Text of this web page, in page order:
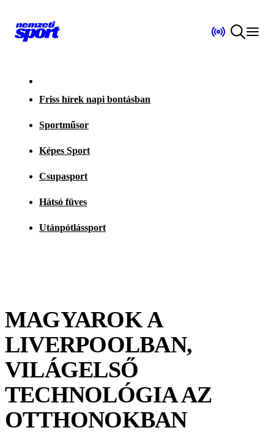
Friss hírek napi bontásban
Sportműsor
Képes Sport
Csupasport
Hátsó füves
Utánpótlássport
MAGYAROK A
LIVERPOOLBAN,
VILÁGELSŐ
TECHNOLÓGIA AZ
OTTHONOKBAN